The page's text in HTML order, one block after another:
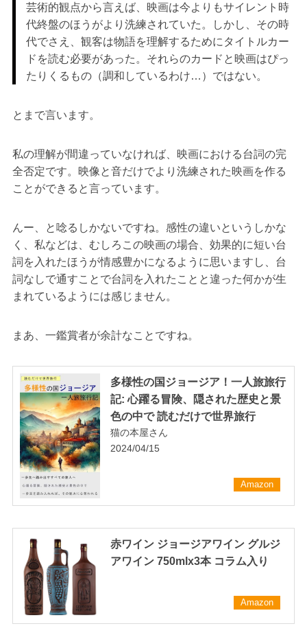
芸術的観点から言えば、映画は今よりもサイレント時
代終盤のほうがより洗練されていた。しかし、その時
代でさえ、観客は物語を理解するためにタイトルカー
ドを読む必要があった。それらのカードと映画はぴっ
たりくるもの（調和しているわけ…）ではない。
とまで言います。
私の理解が間違っていなければ、映画における台詞の完
全否定です。映像と音だけでより洗練された映画を作る
ことができると言っています。
んー、と唸るしかないですね。感性の違いというしかな
く、私などは、むしろこの映画の場合、効果的に短い台
詞を入れたほうが情感豊かになるように思いますし、台
詞なしで通すことで台詞を入れたことと違った何かが生
まれているようには感じません。
まあ、一鑑賞者が余計なことですね。
多様性の国ジョージア！一人旅旅行
記: 心躍る冒険、隠された歴史と景
色の中で 読むだけで世界旅行
猫の本屋さん
2024/04/15
Amazon
赤ワイン ジョージアワイン グルジ
アワイン 750mlx3本 コラム入り
Amazon